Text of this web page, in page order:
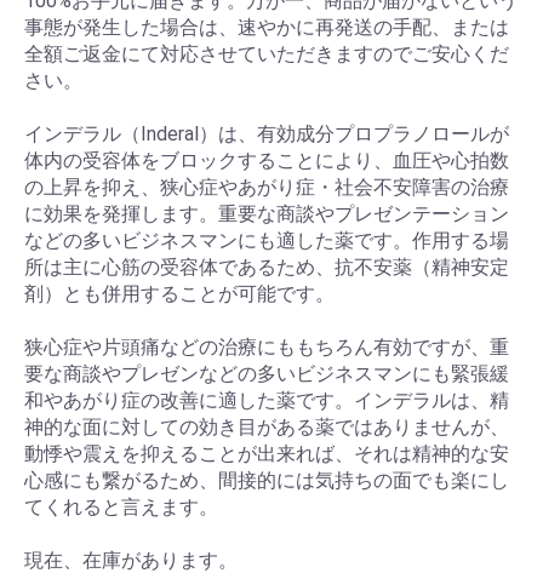
事態が発生した場合は、速やかに再発送の手配、または
全額ご返金にて対応させていただきますのでご安心くだ
さい。
インデラル（Inderal）は、有効成分プロプラノロールが
体内の受容体をブロックすることにより、血圧や心拍数
の上昇を抑え、狭心症やあがり症・社会不安障害の治療
に効果を発揮します。重要な商談やプレゼンテーション
などの多いビジネスマンにも適した薬です。作用する場
所は主に心筋の受容体であるため、抗不安薬（精神安定
剤）とも併用することが可能です。
狭心症や片頭痛などの治療にももちろん有効ですが、重
要な商談やプレゼンなどの多いビジネスマンにも緊張緩
和やあがり症の改善に適した薬です。インデラルは、精
神的な面に対しての効き目がある薬ではありませんが、
動悸や震えを抑えることが出来れば、それは精神的な安
心感にも繋がるため、間接的には気持ちの面でも楽にし
てくれると言えます。
現在、在庫があります。